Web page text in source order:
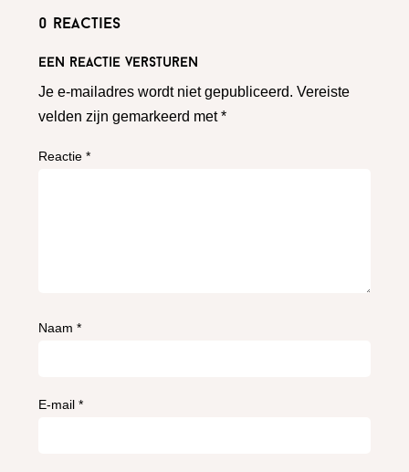
0 reacties
Een reactie versturen
Je e-mailadres wordt niet gepubliceerd. Vereiste
velden zijn gemarkeerd met*
Reactie*
Naam*
E-mail*